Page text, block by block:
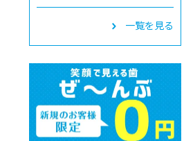
一覧を見る